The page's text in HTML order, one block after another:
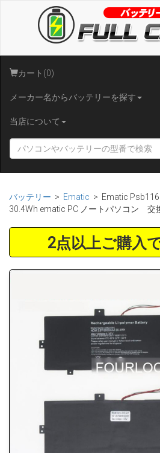
カート(0)
メーカー名からバッテリーを探す
当店について
バッテリー > Ematic > Ematic
30.4Wh ematic PC ノートパソコン 交
2点以上ご購入